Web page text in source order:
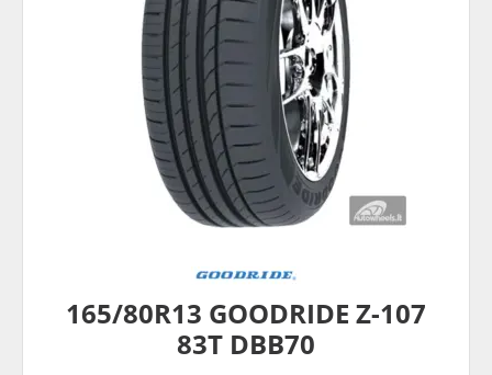
165/80R13 GOODRIDE Z-107
83T DBB70